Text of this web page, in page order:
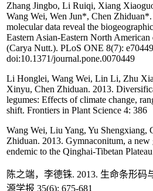
Zhang Jingbo, Li Ruiqi, Xiang
Wang Wei, Wen Jun*, Chen
molecular data reveal the
Eastern Asian-Eastern North
(Carya Nutt.). PLoS ONE 8(7):
doi:10.1371/journal.pone.0070449
Li Honglei, Wang Wei, Lin Li, Zhu
Xinyu, Chen Zhiduan. 2013.
legumes: Effects of climate change,
shift. Frontiers in Plant Science 4: 386
Wang Wei, Liu Yang, Yu Shengxiang,
Zhiduan. 2013. Gymnaconitum, a new
endemic to the Qinghai-Tibetan
陈之端，李德铢. 2013. 生命条形码
源学报 35(6): 675-681